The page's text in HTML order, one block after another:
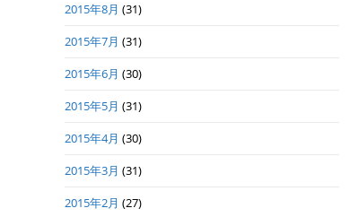
2015年8月 (31)
2015年7月 (31)
2015年6月 (30)
2015年5月 (31)
2015年4月 (30)
2015年3月 (31)
2015年2月 (27)